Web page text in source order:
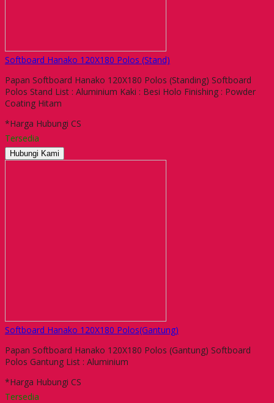
Softboard Hanako 120X180 Polos (Stand)
Papan Softboard Hanako 120X180 Polos (Standing) Softboard
Polos Stand List : Aluminium Kaki : Besi Holo Finishing : Powder
Coating Hitam
*Harga Hubungi CS
Tersedia
Hubungi Kami
Softboard Hanako 120X180 Polos(Gantung)
Papan Softboard Hanako 120X180 Polos (Gantung) Softboard
Polos Gantung List : Aluminium
*Harga Hubungi CS
Tersedia